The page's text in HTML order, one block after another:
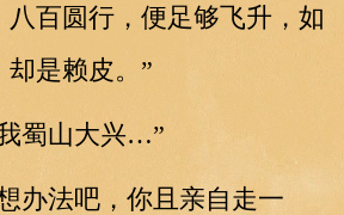
八百圆行，便足够飞升，如
是赖皮。”
蜀山大兴…”
法吧，你且亲自走一